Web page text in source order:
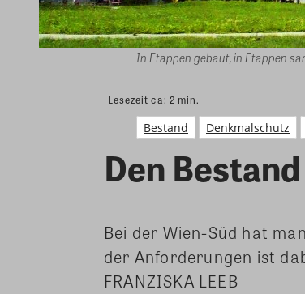
In Etappen gebaut, in Etappen
Lesezeit ca: 2 min.
Bestand Denkmalschutz
Den
Bei der Wien-Süd hat
der Anforderungen ist
FRANZISKA LEEB